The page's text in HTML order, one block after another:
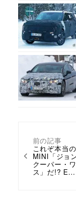
前の記事
これぞ本当の
MINI「ジョ
クーパー・
ス」だ!? E…